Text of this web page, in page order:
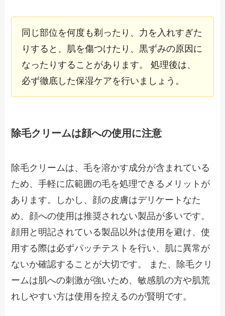
同じ部位を何度も剃ったり、力を入れすぎた
りすると、肌を傷つけたり、黒ずみの原因に
なったりすることがあります。 処理後は、
必ず徹底した保湿ケアを行いましょう。
除毛クリームは顔への使用に注意
除毛クリームは、毛を溶かす成分が含まれている
ため、手軽に広範囲の毛を処理できるメリットが
あります。しかし、顔の皮膚はデリケートなた
め、顔への使用は推奨されない製品が多いです。
顔用と明記されている製品以外は使用を避け、使
用する際は必ずパッチテストを行い、肌に異常が
ないか確認することが大切です。 また、除毛クリ
ームは肌への刺激が強いため、敏感肌の方や肌荒
れしやすい方は使用を控えるのが賢明です。